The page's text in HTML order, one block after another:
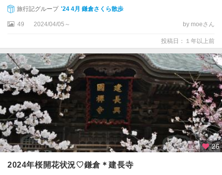
旅行記グループ '24 4月 鎌倉さくら散歩
49 2024/04/05～ by moeさん
投稿日：１年以上前
26
2024年桜開花状況♡鎌倉＊建長寺